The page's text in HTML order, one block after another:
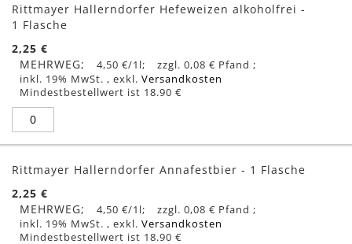
Rittmayer Hallerndorfer Hefeweizen alkoholfrei -
1 Flasche
2,25 €
MEHRWEG
4,50 €/1l
0,08 €
inkl. 19% MwSt. , exkl. Versandkosten
Mindestbestellwert ist 18.90 €
Rittmayer Hallerndorfer Annafestbier - 1 Flasche
2,25 €
MEHRWEG
4,50 €/1l
0,08 €
inkl. 19% MwSt. , exkl. Versandkosten
Mindestbestellwert ist 18.90 €